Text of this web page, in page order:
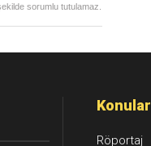
sorumlu tutulamaz.
Konular
Röportaj